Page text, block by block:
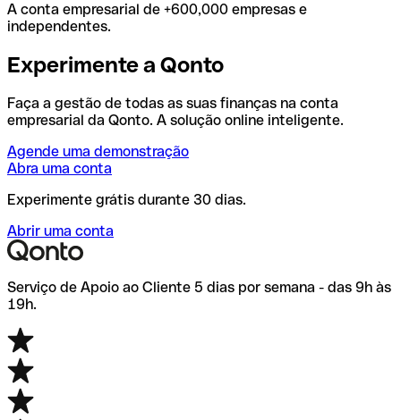
A conta empresarial de +600,000 empresas e
independentes.
Experimente a Qonto
Faça a gestão de todas as suas finanças na conta
empresarial da Qonto. A solução online inteligente.
Agende uma demonstração
Abra uma conta
Experimente grátis durante 30 dias.
Abrir uma conta
Serviço de Apoio ao Cliente 5 dias por semana - das 9h às
19h.